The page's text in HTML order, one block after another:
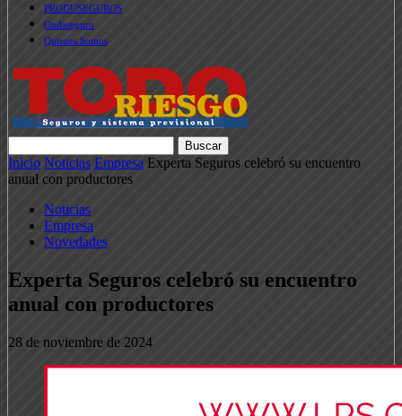
PRODUSEGUROS
Ondaseguro
Quienes Somos
Inicio Noticias Empresa Experta Seguros celebró su encuentro
anual con productores
Noticias
Empresa
Novedades
Experta Seguros celebró su encuentro
anual con productores
28 de noviembre de 2024